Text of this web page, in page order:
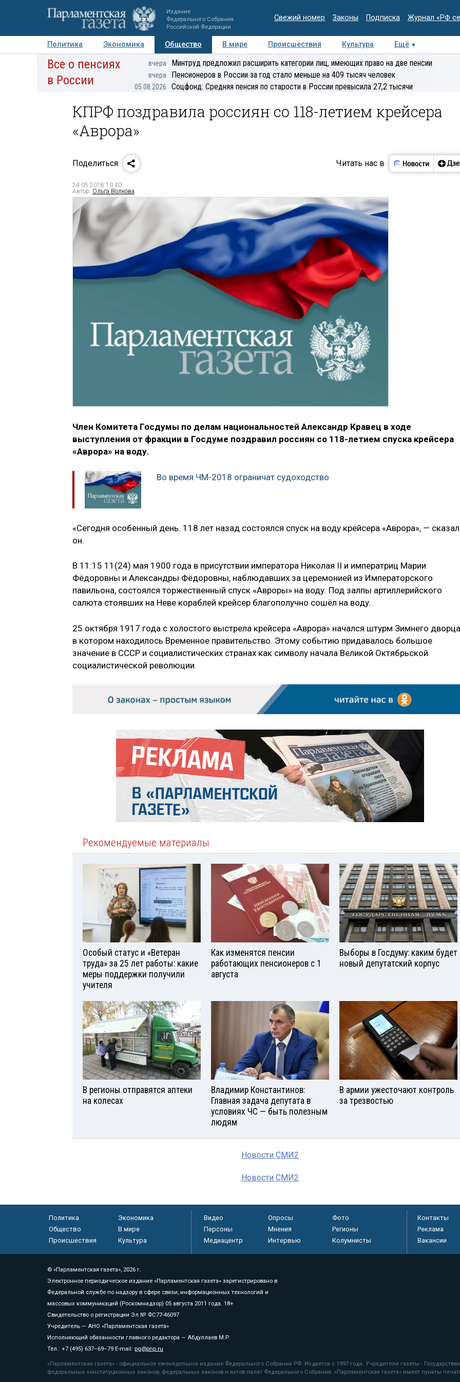
Издание
Федерального Собрания
Российской Федерации
Свежий номер Законы Подписка Журнал «РФ
Политика Экономика Общество В мире Происшествия Культура
Ещё
Авторы Персоны Мнения Регионы Медиацентр Интервью Колумнисты
Все о пенсиях
в России
вчера Минтруд предложил расширить категории лиц, имеющих право на две пенсии
вчера Пенсионеров в России за год стало меньше на 409 тысяч человек
05.08.2026 Соцфонд: Средняя пенсия по старости в России превысила 27,2 тысячи
КПРФ поздравила россиян со 118-летием крейсера
«Аврора»
Поделиться Читать нас в
24.05.2018 10:40
Автор: Ольга Волкова
Член Комитета Госдумы по делам национальностей Александр Кравец в ходе
выступления от фракции в Госдуме поздравил россиян со 118-летием спуска крейсера
«Аврора» на воду.
Во время ЧМ-2018 ограничат судоходство
«Сегодня особенный день. 118 лет назад состоялся спуск на воду крейсера «Аврора», — сказал
он.
В 11:15 11(24) мая 1900 года в присутствии императора Николая II и императриц Марии
Фёдоровны и Александры Фёдоровны, наблюдавших за церемонией из Императорского
павильона, состоялся торжественный спуск «Авроры» на воду. Под залпы артиллерийского
салюта стоявших на Неве кораблей крейсер благополучно сошёл на воду.
25 октября 1917 года с холостого выстрела крейсера «Аврора» начался штурм Зимнего
в котором находилось Временное правительство. Этому событию придавалось большое
значение в СССР и социалистических странах как символу начала Великой Октябрьской
социалистической революции.
Рекомендуемые материалы
Особый статус и «Ветеран
труда» за 25 лет работы: какие
меры поддержки получили
учителя
Как изменятся пенсии
работающих пенсионеров с 1
августа
Выборы в Госдуму: каким будет
новый депутатский корпус
В регионы отправятся аптеки
на колесах
Владимир Константинов:
Главная задача депутата в
условиях ЧС — быть полезным
людям
В армии ужесточают контроль
за трезвостью
Новости СМИ2
Новости СМИ2
Политика
Экономика
Общество
В мире
Происшествия
Культура
Видео Опросы
Фото
Персоны
Мнения
Регионы
Медиацентр
Интервью Колумнисты
Контакты
Реклама
Вакансии
© «Парламентская газета», 2026 г.
Электронное периодическое издание «Парламентская газета» зарегистрировано в
Федеральной службе по надзору в сфере связи, информационных технологий и
массовых коммуникаций (Роскомнадзор) 05 августа 2011 года. 18+
Свидетельство о регистрации Эл № ФС77-46097
Учредитель — АНО «Парламентская газета»
Исполняющий обязанности главного редактора — Абдуллаев М.Р.
Тел.: +7 (495) 637–69–79 E-mail: pg@pnp.ru
«Парламентская газета» - официальное еженедельное издание Федерального Собрания РФ. Издается с 1997 года. Учредители газеты -
федеральных конституционных законов, федеральных законов и актов палат Федерального Собрания. «Парламентская газета» имеет пункты